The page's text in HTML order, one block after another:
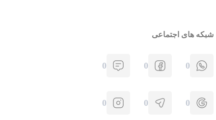
شبکه های اجتماعی
0
0
0
0
0
0